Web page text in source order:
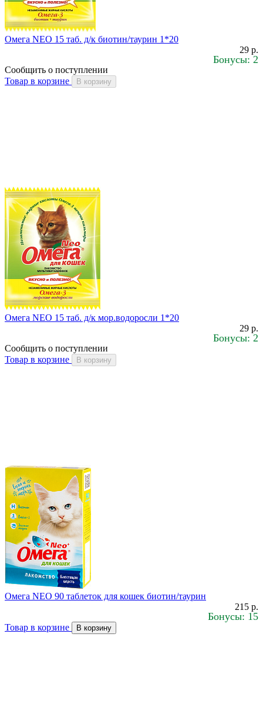
Омега NEO 15 таб. д/к биотин/таурин 1*20
29 р.
Бонусы: 2
Сообщить о поступлении
Товар в корзине
В корзину
Омега NEO 15 таб. д/к мор.водоросли 1*20
29 р.
Бонусы: 2
Сообщить о поступлении
Товар в корзине
В корзину
Омега NEO 90 таблеток для кошек биотин/таурин
215 р.
Бонусы: 15
Товар в корзине В корзину